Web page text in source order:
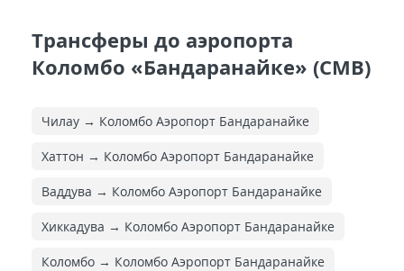
Трансферы до аэропорта
Коломбо «Бандаранайке» (CMB)
Чилау → Коломбо Аэропорт Бандаранайке
Хаттон → Коломбо Аэропорт Бандаранайке
Ваддува → Коломбо Аэропорт Бандаранайке
Хиккадува → Коломбо Аэропорт Бандаранайке
Коломбо → Коломбо Аэропорт Бандаранайке